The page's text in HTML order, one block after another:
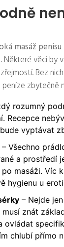
masáž penisu
Některé věci by
Bez
zbytečně
rozumný
Recepce
vyptávat
– Všechno
a prostředí
masáži. Víc
hygienu u
– Nejde
znát
ovládat
chlubí přímo